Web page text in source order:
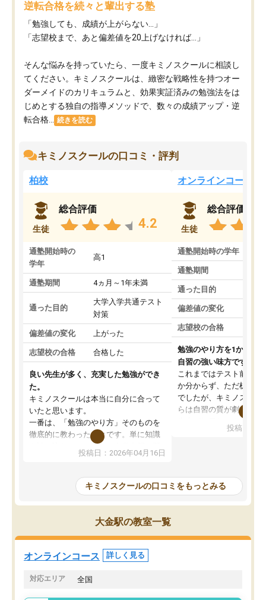
逆転合格を続々と輩出する塾
「勉強しても、成績が上がらない…」
「志望校まで、あと偏差値を20上げなければ…」
そんな悩みを持っていたら、一度キミノスクールに相談し
てください。キミノスクールは、緻密な戦略性を持つオー
ダーメイドのカリキュラムと、効果実証済みの勉強法をは
じめとする独自の指導メソッドで、数々の成績アップ・逆
転合格...
続きを読む
キミノスクールの口コミ・評判
柏校
生徒
総合評価
4.2
通塾開始時の
学年
高1
通塾期間 4ヵ月～1年未満
通った目的
大学入学共通テスト
対策
偏差値の変化 上がった
志望校の合格 合格した
良い先生が多く、充実した勉強ができ
た。
キミノスクールは本当に自分に合って
いたと思います。
一番は、「勉強のやり方」そのものを
徹底的に教わったことです。単に知識
を詰め込むのではなく、自学自習の習
慣が身につくよう並走してくれるの
はなくなりました。
講師の方との距離も近く、親身なコー
チングのおかげで、停滞期もモチベー
ションを維持できました。「やらされ
る勉強」から「目標のための勉強」へ
意識が変わったことが、目標校への合
投稿日：2026年04月16日
オンラインコース
生徒
総合評価
通塾開始時の学年
通塾期間
通った目的
偏差値の変化
志望校の合格
勉強のやり方を1から教
自習の強い味方です。
これまではテスト前に何
か分からず、ただ机に座
でしたが、キミノスクー
らは自習の質が劇的に変
を明確にしてくれるの
の仕方をコーチングして
ルなので、家での学習習
身につきました。結果と
た。自分から学ぶ姿勢を
投稿日：
キミノスクールの口コミをもっとみる
大金駅の教室一覧
オンラインコース 詳しく見る
対応エリア 全国